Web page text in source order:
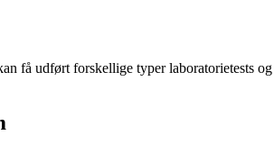
få udført forskellige typer laboratorietests